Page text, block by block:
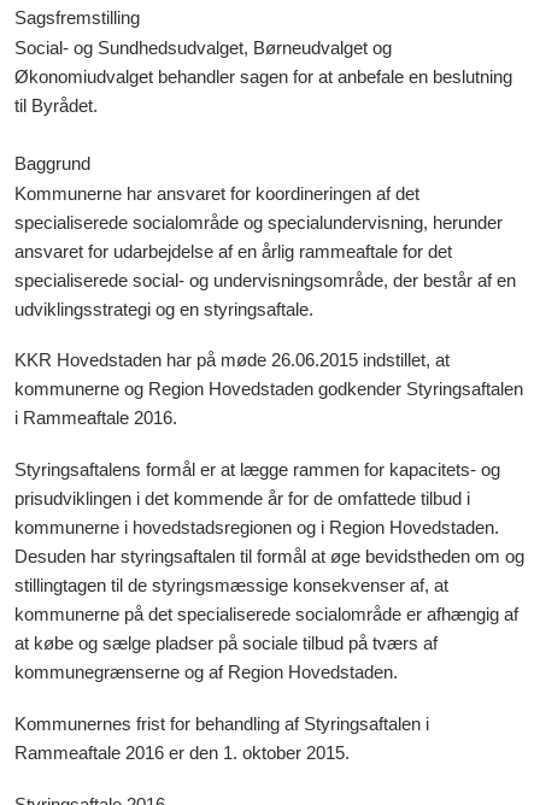
Sagsfremstilling
Social- og Sundhedsudvalget, Børneudvalget og
Økonomiudvalget behandler sagen for at anbefale en beslutning
til Byrådet.
Baggrund
Kommunerne har ansvaret for koordineringen af det
specialiserede socialområde og specialundervisning, herunder
ansvaret for udarbejdelse af en årlig rammeaftale for det
specialiserede social- og undervisningsområde, der består af en
udviklingsstrategi og en styringsaftale.
KKR Hovedstaden har på møde 26.06.2015 indstillet, at
kommunerne og Region Hovedstaden godkender Styringsaftalen
i Rammeaftale 2016.
Styringsaftalens formål er at lægge rammen for kapacitets- og
prisudviklingen i det kommende år for de omfattede tilbud i
kommunerne i hovedstadsregionen og i Region Hovedstaden.
Desuden har styringsaftalen til formål at øge bevidstheden om og
stillingtagen til de styringsmæssige konsekvenser af, at
kommunerne på det specialiserede socialområde er afhængig af
at købe og sælge pladser på sociale tilbud på tværs af
kommunegrænserne og af Region Hovedstaden.
Kommunernes frist for behandling af Styringsaftalen i
Rammeaftale 2016 er den 1. oktober 2015.